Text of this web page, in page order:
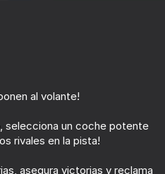
al volante!
selecciona un coche potente
rivales en la pista!
asegura victorias y reclama